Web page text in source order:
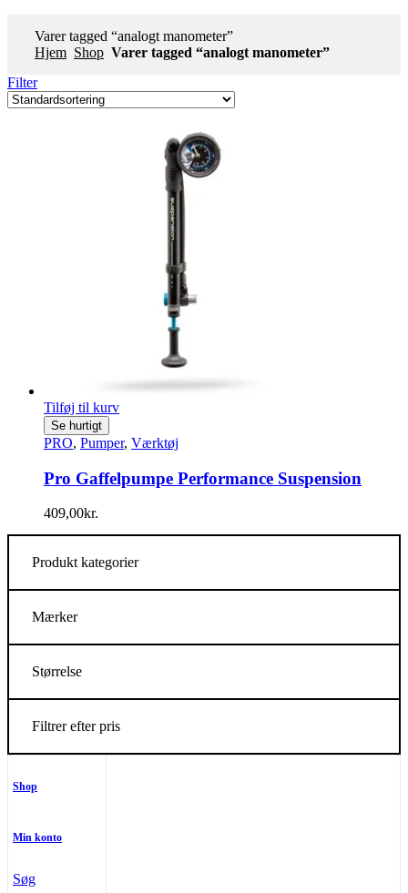
Varer tagged “analogt manometer”
Hjem Shop Varer tagged “analogt manometer”
Filter
Tilføj til kurv
Se hurtigt
PRO, Pumper, Værktøj
Pro Gaffelpumpe Performance Suspension
409,00kr.
Produkt kategorier
Mærker
Størrelse
Filtrer efter pris
Shop
Min konto
Søg